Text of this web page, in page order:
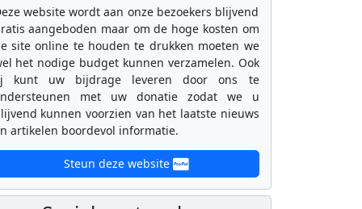
website wordt aan onze bezoekers blijvend
aangeboden maar om de hoge kosten om
site online te houden te drukken moeten we
het nodige budget kunnen verzamelen. Ook
kunt uw bijdrage leveren door ons te
met uw donatie zodat we u
kunnen voorzien van het laatste nieuws
artikelen boordevol informatie.
Steun deze website